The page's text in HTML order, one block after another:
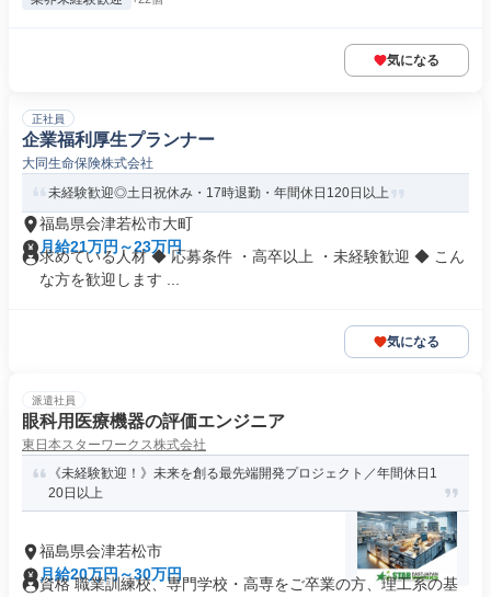
気になる
正社員
企業福利厚生プランナー
大同生命保険株式会社
未経験歓迎◎土日祝休み・17時退勤・年間休日120日以上
福島県会津若松市大町
月給21万円～23万円
求めている人材 ◆ 応募条件 ・高卒以上 ・未経験歓迎 ◆ こん
な方を歓迎します ...
気になる
派遣社員
眼科用医療機器の評価エンジニア
東日本スターワークス株式会社
《未経験歓迎！》未来を創る最先端開発プロジェクト／年間休日1
20日以上
福島県会津若松市
月給20万円～30万円
資格 職業訓練校、専門学校・高専をご卒業の方、理工系の基